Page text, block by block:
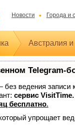
Новости Города и
Австралия
Telegram-
без ведения
сервис VisitTime.
бесплатно.
упрощает